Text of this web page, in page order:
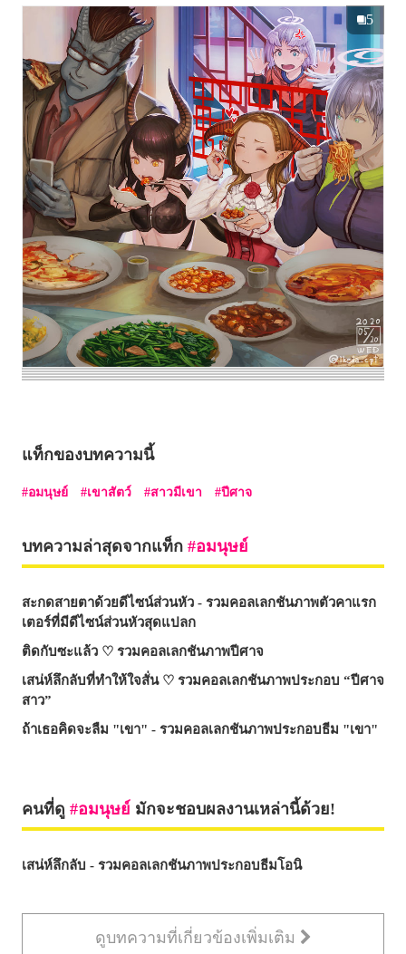
5
แท็กของบทความนี้
อมนุษย์ เขาสัตว์ สาวมีเขา ปีศาจ
บทความล่าสุดจากแท็ก อมนุษย์
สะกดสายตาด้วยดีไซน์ส่วนหัว - รวมคอลเลกชันภาพตัวคาแรก
เตอร์ที่มีดีไซน์ส่วนหัวสุดแปลก
ติดกับซะแล้ว ♡ รวมคอลเลกชันภาพปีศาจ
เสน่ห์ลึกลับที่ทำให้ใจสั่น ♡ รวมคอลเลกชันภาพประกอบ “ปีศาจ
สาว”
ถ้าเธอคิดจะลืม "เขา" - รวมคอลเลกชันภาพประกอบธีม "เขา"
คนที่ดู อมนุษย์ มักจะชอบผลงานเหล่านี้ด้วย!
เสน่ห์ลึกลับ - รวมคอลเลกชันภาพประกอบธีมโอนิ
ดูบทความที่เกี่ยวข้องเพิ่มเติม